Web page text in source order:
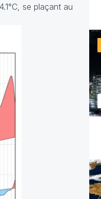
se plaçant au